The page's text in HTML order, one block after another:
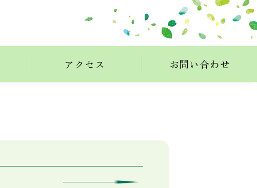
アクセス お問い合わせ